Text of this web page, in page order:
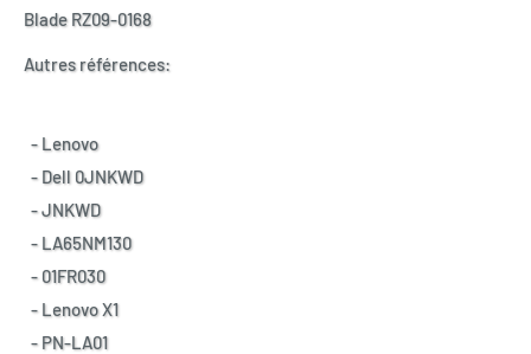
Blade RZ09-0168
Autres références:
- Lenovo
- Dell 0JNKWD
- JNKWD
- LA65NM130
- 01FR030
- Lenovo X1
- PN-LA01